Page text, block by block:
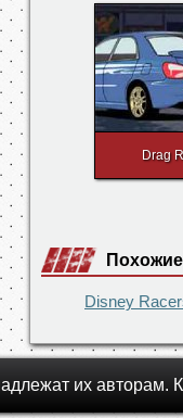
Drag
Disney
их авторам.